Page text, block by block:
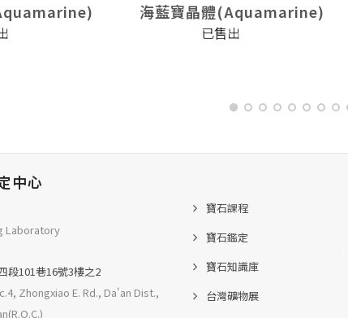
海藍寶晶體(Aquamarine)
已售出
中心
Laboratory
段101巷16號3樓之2
Zhongxiao E. Rd., Da'an Dist.,
寶石課程
寶石鑑定
寶石知識庫
台灣礦物展